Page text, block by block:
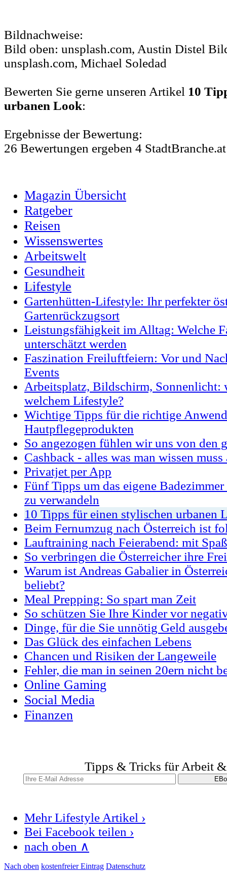
Bildnachweise:
Bild oben: unsplash.com, Austin Distel
unsplash.com, Michael Soledad
Bewerten Sie gerne unseren Artikel 10
urbanen Look:
Ergebnisse der Bewertung:
26 Bewertungen ergeben 4
Magazin Übersicht
Ratgeber
Reisen
Wissenswertes
Arbeitswelt
Gesundheit
Lifestyle
Gartenhütten-Lifestyle: Ihr perfekter
Gartenrückzugsort
Leistungsfähigkeit im Alltag: Welche
unterschätzt werden
Faszination Freiluftfeiern: Vor und
Events
Arbeitsplatz, Bildschirm, Sonnenlicht:
welchem Lifestyle?
Wichtige Tipps für die richtige
Hautpflegeprodukten
So angezogen fühlen wir uns von den
Cashback - alles was man wissen
Privatjet per App
Fünf Tipps um das eigene
zu verwandeln
10 Tipps für einen stylischen urbanen
Beim Fernumzug nach Österreich ist
Lauftraining nach Feierabend: mit
So verbringen die Österreicher ihre
Warum ist Andreas Gabalier in
beliebt?
Meal Prepping: So spart man Zeit
So schützen Sie Ihre Kinder vor
Dinge, für die Sie unnötig Geld
Das Glück des einfachen Lebens
Chancen und Risiken der Langeweile
Fehler, die man in seinen 20ern nicht
Online Gaming
Social Media
Finanzen
Tipps & Tricks für Arbeit
Mehr Lifestyle Artikel ›
Bei Facebook teilen ›
nach oben ∧
Nach oben kostenfreier Eintrag Datenschutz